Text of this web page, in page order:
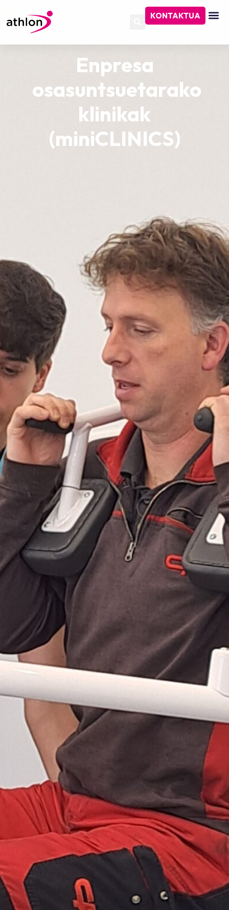
KONTAKTUA
HASIERA
PREBENTZIOA ETA
ENPRESA
OSASUNTSUETARAKO KLINIKAK (MINICLINICS)
Enpresa
osasuntsuetarako
klinikak
(miniCLINICS)